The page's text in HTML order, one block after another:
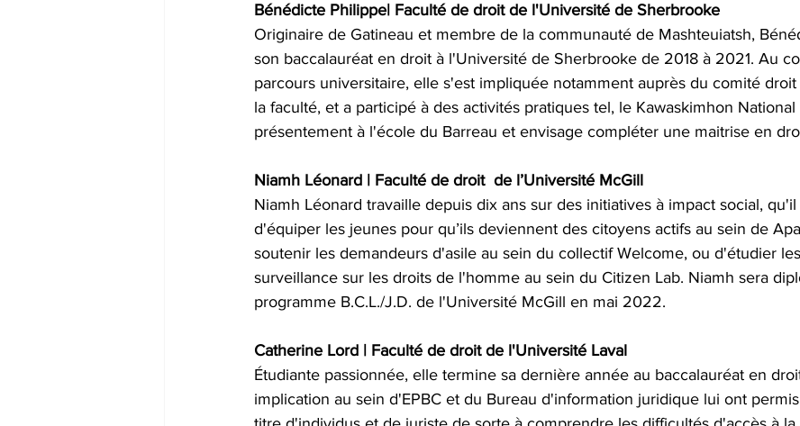
Bénédicte Philippe| Faculté de droit de l'Université de Sherbrooke
Originaire de Gatineau et membre de la communauté de Mashteuiatsh,
son baccalauréat en droit à l'Université de Sherbrooke de 2018 à 2021. Au
parcours universitaire, elle s'est impliquée notamment auprès du comité
la faculté, et a participé à des activités pratiques tel, le Kawaskimhon
présentement à l'école du Barreau et envisage compléter une maitrise en
Niamh Léonard | Faculté de droit  de l’Université McGill
Niamh Léonard travaille depuis dix ans sur des initiatives à impact social, qu'il
d'équiper les jeunes pour qu’ils deviennent des citoyens actifs au sein de
soutenir les demandeurs d'asile au sein du collectif Welcome, ou d'étudier
surveillance sur les droits de l'homme au sein du Citizen Lab. Niamh sera
programme B.C.L./J.D. de l'Université McGill en mai 2022.
Catherine Lord | Faculté de droit de l'Université Laval
Étudiante passionnée, elle termine sa dernière année au baccalauréat en
implication au sein d'EPBC et du Bureau d'information juridique lui ont